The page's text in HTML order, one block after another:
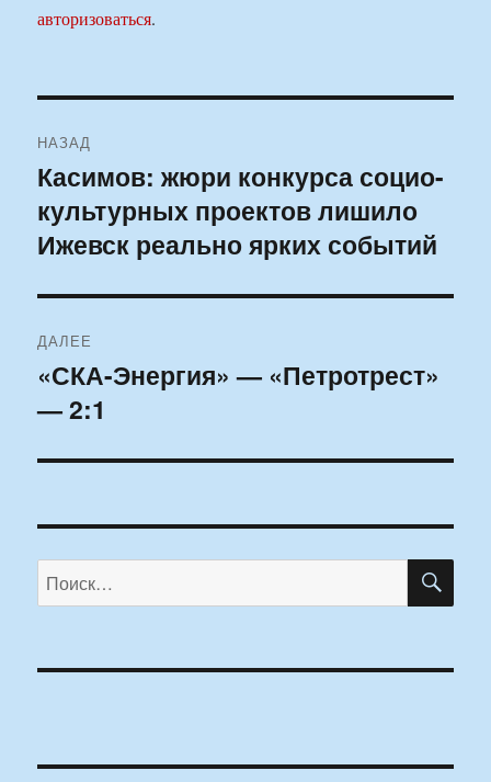
авторизоваться.
по
записям
НАЗАД
Предыдущая
запись:
Касимов: жюри конкурса социо-
культурных проектов лишило
Ижевск реально ярких событий
ДАЛЕЕ
Следующая
запись:
«СКА-Энергия» — «Петротрест»
— 2:1
Искать: